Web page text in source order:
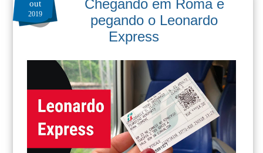
out
2019
Chegando em Roma e
pegando o Leonardo
Express